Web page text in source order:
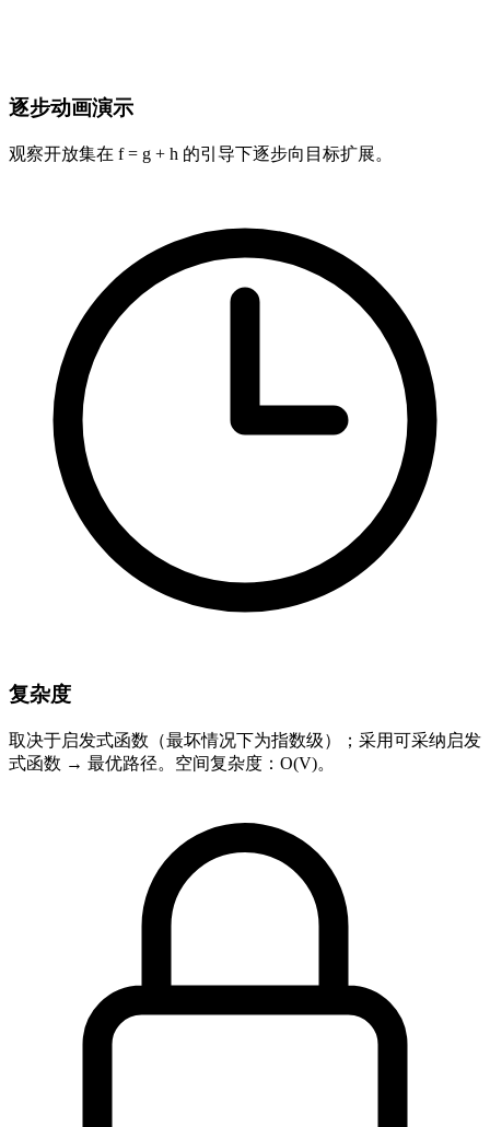
逐步动画演示
观察开放集在 f = g + h 的引导下逐步向目标扩展。
复杂度
取决于启发式函数（最坏情况下为指数级）；采用可采纳启发
式函数 → 最优路径。空间复杂度：O(V)。